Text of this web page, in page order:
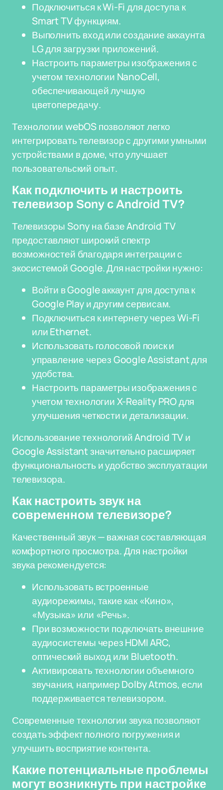
Подключиться к Wi-Fi для доступа к
Smart TV функциям.
Выполнить вход или создание аккаунта
LG для загрузки приложений.
Настроить параметры изображения с
учетом технологии NanoCell,
обеспечивающей лучшую
цветопередачу.
Технологии webOS позволяют легко
интегрировать телевизор с другими умными
устройствами в доме, что улучшает
пользовательский опыт.
Как подключить и настроить
телевизор Sony с Android TV?
Телевизоры Sony на базе Android TV
предоставляют широкий спектр
возможностей благодаря интеграции с
экосистемой Google. Для настройки нужно:
Войти в Google аккаунт для доступа к
Google Play и другим сервисам.
Подключиться к интернету через Wi-Fi
или Ethernet.
Использовать голосовой поиск и
управление через Google Assistant для
удобства.
Настроить параметры изображения с
учетом технологии X-Reality PRO для
улучшения четкости и детализации.
Использование технологий Android TV и
Google Assistant значительно расширяет
функциональность и удобство эксплуатации
телевизора.
Как настроить звук на
современном телевизоре?
Качественный звук — важная составляющая
комфортного просмотра. Для настройки
звука рекомендуется:
Использовать встроенные
аудиорежимы, такие как «Кино»,
«Музыка» или «Речь».
При возможности подключать внешние
аудиосистемы через HDMI ARC,
оптический выход или Bluetooth.
Активировать технологии объемного
звучания, например Dolby Atmos, если
поддерживается телевизором.
Современные технологии звука позволяют
создать эффект полного погружения и
улучшить восприятие контента.
Какие потенциальные проблемы
могут возникнуть при настройке